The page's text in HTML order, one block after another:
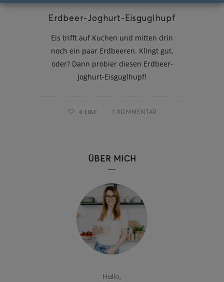
Erdbeer-Joghurt-Eisguglhupf
Eis trifft auf Kuchen und mitten drin
noch ein paar Erdbeeren. Klingt gut,
oder? Dann probier diesen Erdbeer-
Joghurt-Eisguglhupf!
0 LIKE 1 KOMMENTAR
ÜBER MICH
Hallo,